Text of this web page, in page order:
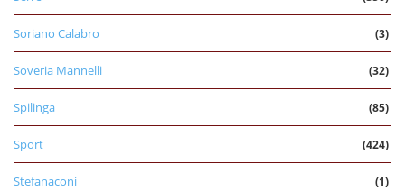
Soriano Calabro (3)
Soveria Mannelli (32)
Spilinga (85)
Sport (424)
Stefanaconi (1)